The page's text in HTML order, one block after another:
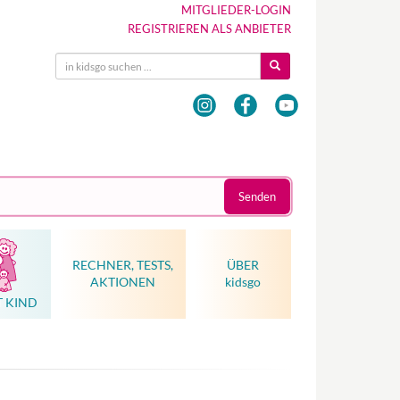
MITGLIEDER-LOGIN
REGISTRIEREN ALS ANBIETER
Senden
KIND
RECHNER, TESTS,
AKTIONEN
ÜBER
kidsgo